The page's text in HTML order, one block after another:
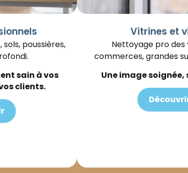
sols, poussières,
sain à vos
clients.
Vitrines et
Nettoyage pro des
commerces, grandes
Une image soignée,